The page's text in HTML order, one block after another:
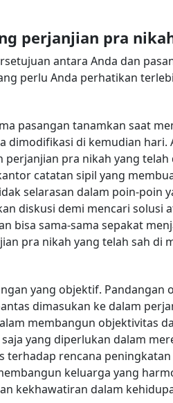
perjanjian pra
antara Anda dan
perlu Anda perhatikan
pasangan tanamkan saat
dimodifikasi di kemudian hari.
pra nikah yang telah
catatan sipil yang
selarasan dalam poin-poin
diskusi demi mencari solusi
bisa sama-sama sepakat
pra nikah yang telah sah di
yang objektif. Pandangan
dimasukan ke dalam
membangun objektivitas
yang diperlukan dalam
rencana
keluarga yang
kekhawatiran dalam